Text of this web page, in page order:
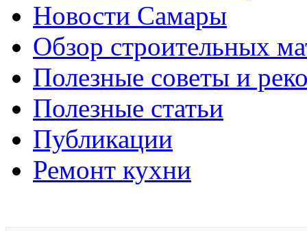
Новости Самары
Обзор строительных
Полезные советы и
Полезные статьи
Публикации
Ремонт кухни